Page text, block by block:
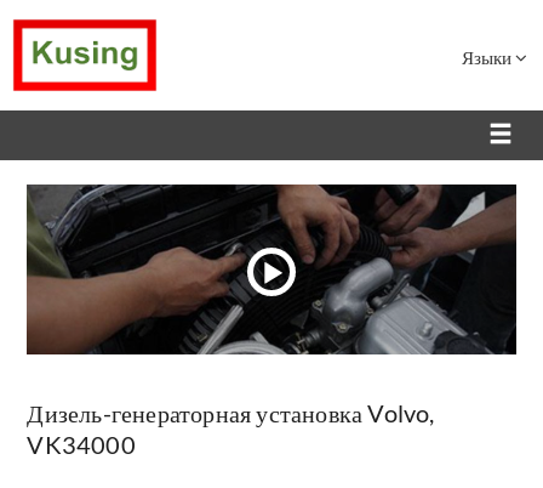
Языки
Дизель-генераторная установка Volvo,
VK34000